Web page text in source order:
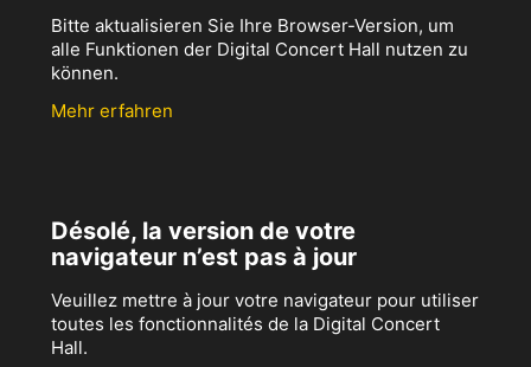
Bitte aktualisieren Sie Ihre Browser-Version, um
alle Funktionen der Digital Concert Hall nutzen zu
können.
Mehr erfahren
Désolé, la version de votre
navigateur n’est pas à jour
Veuillez mettre à jour votre navigateur pour utiliser
toutes les fonctionnalités de la Digital Concert
Hall.